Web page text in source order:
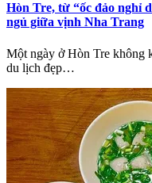
Hòn Tre, từ “ốc đảo nghỉ
ngủ giữa vịnh Nha Trang
Một ngày ở Hòn Tre không
du lịch đẹp…